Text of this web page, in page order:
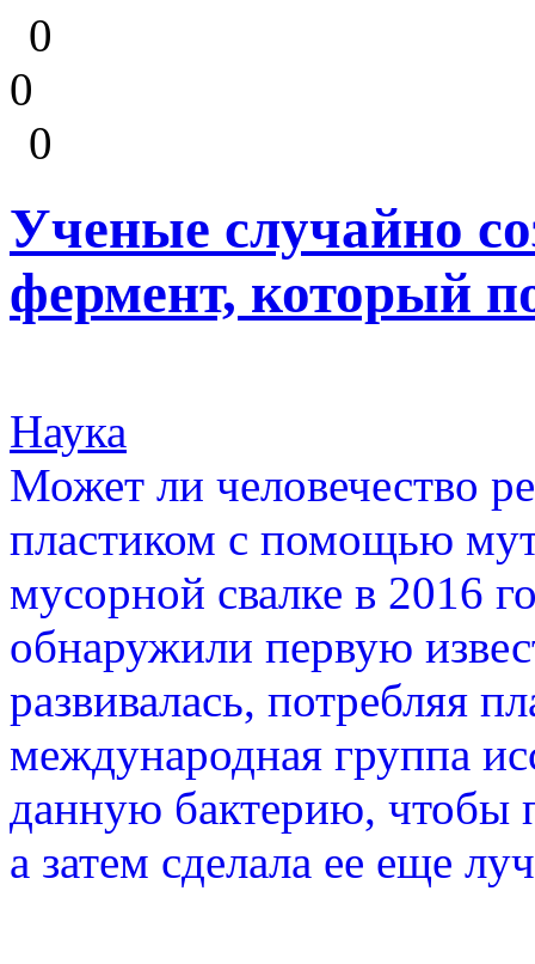
0
0
0
Ученые случайно
фермент, который
Наука
Может ли человечество
пластиком с помощью
мусорной свалке в 2016
обнаружили первую
развивалась, потребляя
международная группа
данную бактерию, чтобы
а затем сделала ее еще